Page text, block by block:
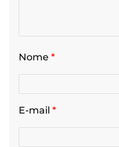
Nome *
E-mail *